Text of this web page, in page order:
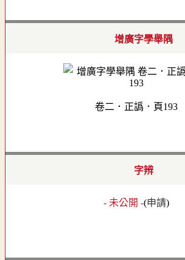
增廣字學舉隅
卷二．正譌．頁193
字辨
- 未公開 -(申請)